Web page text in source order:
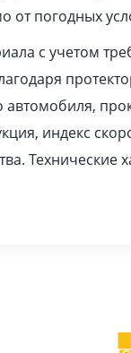
от погодных
с учетом
индекс
Технические